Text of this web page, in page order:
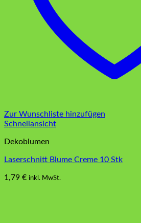
Zur Wunschliste hinzufügen
Schnellansicht
Dekoblumen
Laserschnitt Blume Creme 10 Stk
1,79 € inkl. MwSt.